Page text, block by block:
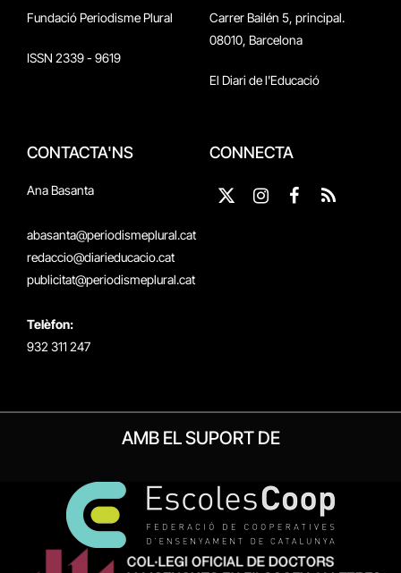
Fundació Periodisme Plural
ISSN 2339 - 9619
Carrer Bailén 5, principal.
08010, Barcelona
El Diari de l'Educació
CONTACTA'NS
Ana Basanta
abasanta@periodismeplural.cat
redaccio@diarieducacio.cat
publicitat@periodismeplural.cat
Telèfon:
932 311 247
CONNECTA
X
Instagram
Facebook
RSS
AMB EL SUPORT DE